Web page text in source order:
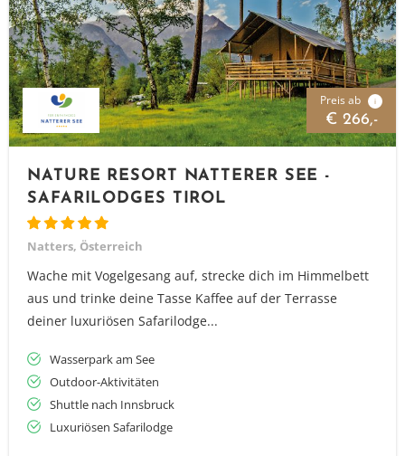
Preis ab i
€ 266,-
NATURE RESORT NATTERER SEE -
SAFARILODGES TIROL
Natters, Österreich
Wache mit Vogelgesang auf, strecke dich im Himmelbett
aus und trinke deine Tasse Kaffee auf der Terrasse
deiner luxuriösen Safarilodge...
Wasserpark am See
Outdoor-Aktivitäten
Shuttle nach Innsbruck
Luxuriösen Safarilodge